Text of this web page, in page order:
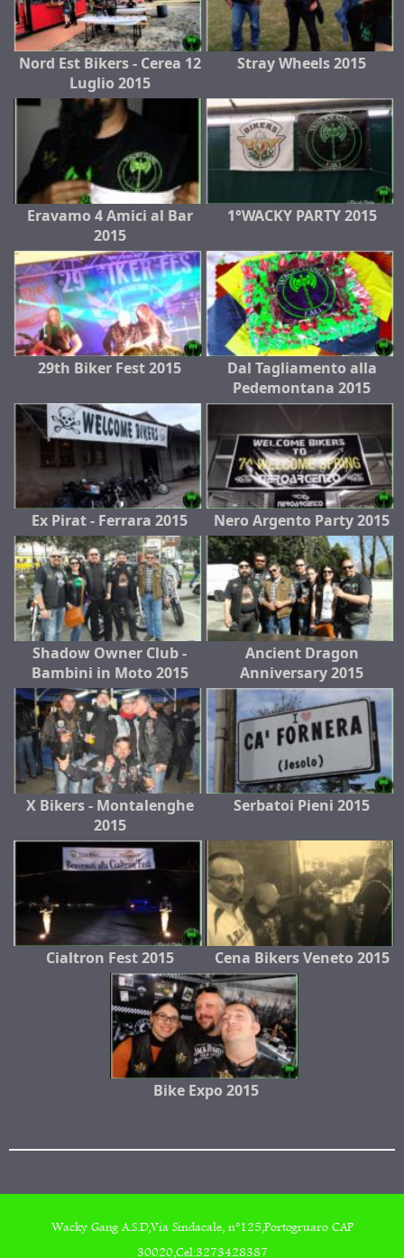
Nord Est Bikers - Cerea 12
Luglio 2015
Stray Wheels 2015
Eravamo 4 Amici al Bar
2015
1°WACKY PARTY 2015
29th Biker Fest 2015
Dal Tagliamento alla
Pedemontana 2015
Ex Pirat - Ferrara 2015 Nero Argento Party 2015
Shadow Owner Club -
Bambini in Moto 2015
Ancient Dragon
Anniversary 2015
X Bikers - Montalenghe
2015
Serbatoi Pieni 2015
Cialtron Fest 2015 Cena Bikers Veneto 2015
Bike Expo 2015
Wacky Gang A.S.D,Via Sindacale, n°125,Portogruaro CAP
30020,Cel:3273428387